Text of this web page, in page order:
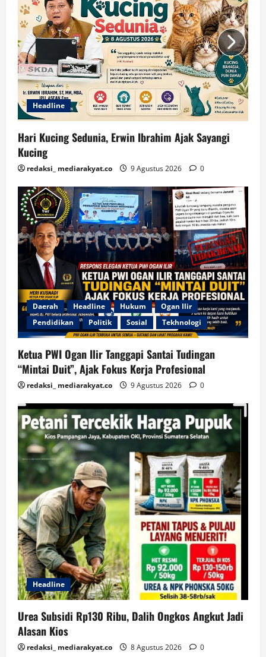
Headline
Hari Kucing Sedunia, Erwin Ibrahim Ajak Sayangi
Kucing
redaksi_ mediarakyat.co 9 Agustus 2026 0
Daerah Headline Hukum
Ogan Ilir
Pendidikan
Politik Sosial Tekhnologi
Ketua PWI Ogan Ilir Tanggapi Santai Tudingan
“Mintai Duit”, Ajak Fokus Kerja Profesional
redaksi_ mediarakyat.co 9 Agustus 2026 0
Headline
Urea Subsidi Rp130 Ribu, Dalih Ongkos Angkut Jadi
Alasan Kios
redaksi_ mediarakyat.co 8 Agustus 2026 0